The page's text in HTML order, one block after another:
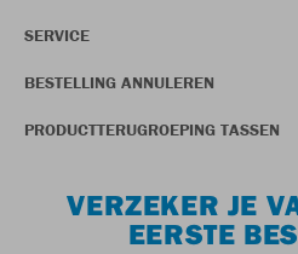
SERVICE
BESTELLING ANNULEREN
PRODUCTTERUGROEPING TASSEN
VERZEKER JE
EERSTE